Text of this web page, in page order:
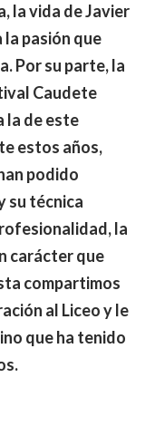
la vida de Javier
pasión que
Por su parte, la
Caudete
la de este
estos años,
podido
su técnica
la
carácter que
compartimos
al Liceo y le
que ha tenido